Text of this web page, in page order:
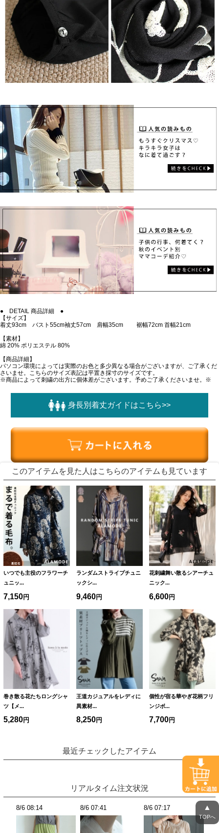
● DETAIL 商品詳細 ●
【サイズ】
着丈93cm バスト55cm袖丈57cm 肩幅35cm 裾幅72cm 首幅21cm
【素材】
綿 20% ポリエステル 80%
【商品詳細】
パソコン環境によっては実際のお色と多少異なる場合がございますが、ご了承くだ
さいませ。こちらのサイズ表記は平置き採寸のサイズです。
※商品によって刺繍の出方に個体差がございます。予めご了承くださいませ。※
身長別着丈ガイドはこちら>>
このアイテムを見た人はこちらのアイテムも見ています
いつでも主役のフラワーチ
ュニッ...
7,150
ランダムストライプチュニ
ックシ...
9,460
花刺繍舞い散るシアーチュ
ニック...
6,600
巻き散る花たちロングシャ
ツ【メ...
5,280
王道カジュアルをレディに
異素材...
8,250
個性が宿る華やぎ花柄フリ
ンジボ...
7,700
最近チェックしたアイテム
リアルタイム注文状況
8/6 07:14 8/6 07:11 8/6 06:46 8/6
▲
TOPへ